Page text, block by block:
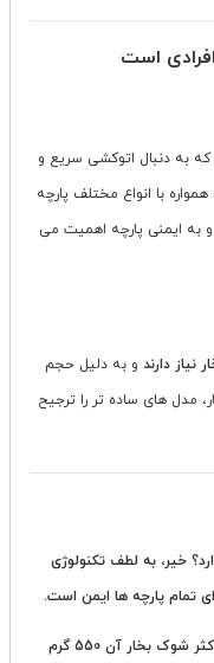
است
که به دنبال اتوکشی سریع و
با انواع مختلف پارچه
و به ایمنی پارچه اهمیت می
دارند و به دلیل حجم
مدل های ساده تر را ترجیح
خیر، به لطف تکنولوژی
حداکثر شوک بخار آن 550 گرم